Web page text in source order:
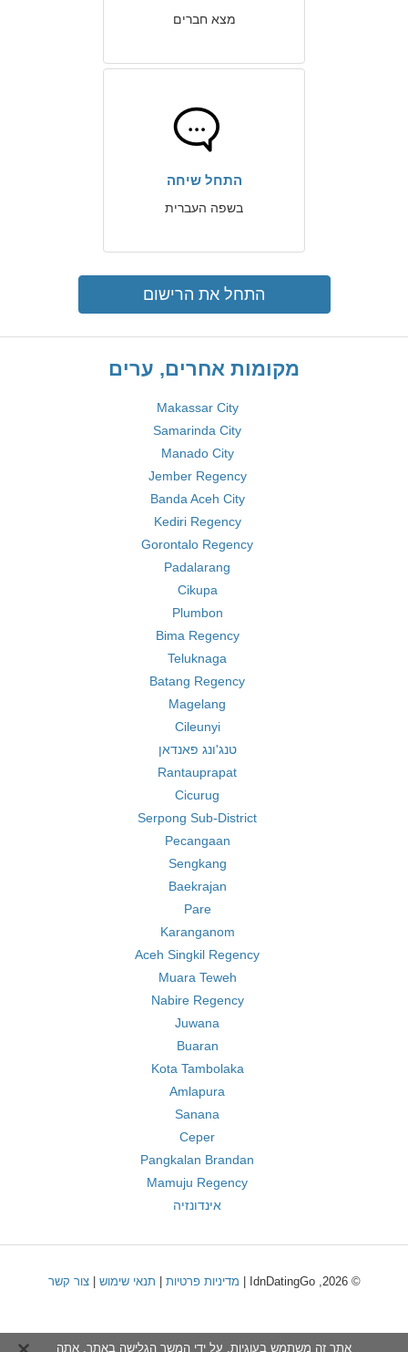
מצא חברים
התחל שיחה
בשפה העברית
התחל את הרישום
מקומות אחרים, ערים
Makassar City
Samarinda City
Manado City
Jember Regency
Banda Aceh City
Kediri Regency
Gorontalo Regency
Padalarang
Cikupa
Plumbon
Bima Regency
Teluknaga
Batang Regency
Magelang
Cileunyi
טנג'ונג פאנדאן
Rantauprapat
Cicurug
Serpong Sub-District
Pecangaan
Sengkang
Baekrajan
Pare
Karanganom
Aceh Singkil Regency
Muara Teweh
Nabire Regency
Juwana
Buaran
Kota Tambolaka
Amlapura
Sanana
Ceper
Pangkalan Brandan
Mamuju Regency
אינדונזיה
© 2026, IdnDatingGo | מדיניות פרטיות תנאי שימוש |צור קשר
אתר זה משתמש בעוגיות. על ידי המשך הגלישה באתר, אתה